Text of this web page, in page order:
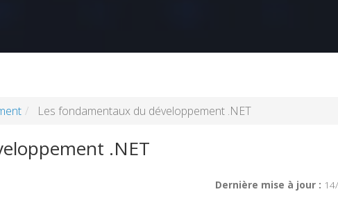
Les fondamentaux du développement .NET
.NET
Dernière mise à jour :